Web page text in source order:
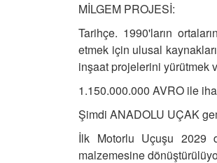
MİLGEM PROJESİ:
Tarihçe. 1990'ların
etmek için ulusal
inşaat projelerini yürütmek
1.150.000.000 AVRO ile
Şimdi ANADOLU UÇAK
İlk Motorlu Uçuşu 2029
malzemesine